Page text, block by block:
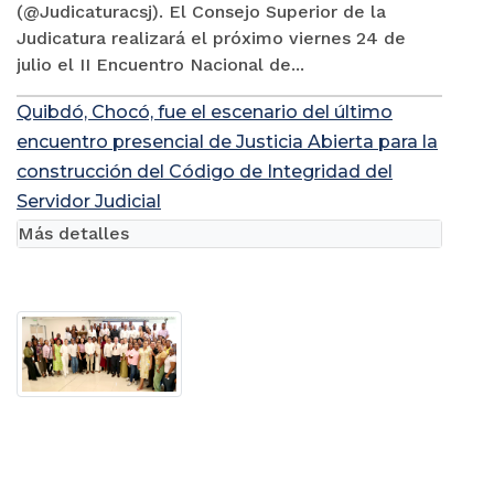
(@Judicaturacsj). El Consejo Superior de la
Judicatura realizará el próximo viernes 24 de
julio el II Encuentro Nacional de...
Quibdó, Chocó, fue el escenario del último
encuentro presencial de Justicia Abierta para la
construcción del Código de Integridad del
Servidor Judicial
Más detalles